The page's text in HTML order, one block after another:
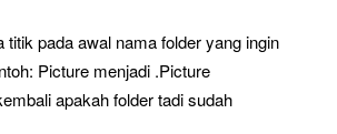
titik pada awal nama folder yang ingin
Picture menjadi .Picture
apakah folder tadi sudah